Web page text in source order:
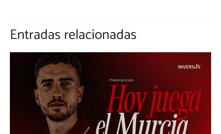
Entradas relacionadas